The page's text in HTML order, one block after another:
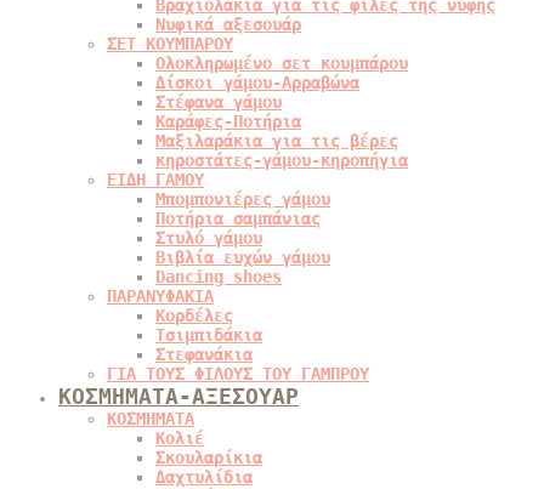
Βραχιολάκια για τις φίλες της νύφης
Νυφικά αξεσουάρ
ΣΕΤ ΚΟΥΜΠΑΡΟΥ
Ολοκληρωμένο σετ κουμπάρου
Δίσκοι γάμου-Αρραβώνα
Στέφανα γάμου
Καράφες-Ποτήρια
Μαξιλαράκια για τις βέρες
κηροστάτες-γάμου-κηροπήγια
ΕΙΔΗ ΓΑΜΟΥ
Μπομπονιέρες γάμου
Ποτήρια σαμπάνιας
Στυλό γάμου
Βιβλία ευχών γάμου
Dancing shoes
ΠΑΡΑΝΥΦΑΚΙΑ
Κορδέλες
Τσιμπιδάκια
Στεφανάκια
ΓΙΑ ΤΟΥΣ ΦΙΛΟΥΣ ΤΟΥ ΓΑΜΠΡΟΥ
ΚΟΣΜΗΜΑΤΑ-ΑΞΕΣΟΥΑΡ
ΚΟΣΜΗΜΑΤΑ
Κολιέ
Σκουλαρίκια
Δαχτυλίδια